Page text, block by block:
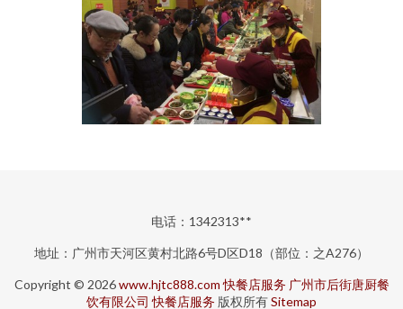
电话：1342313**
地址：广州市天河区黄村北路6号D区D18（部位：之A276）
Copyright © 2026www.hjtc888.com 快餐店服务 广州市后街唐厨餐
饮有限公司 快餐店服务 版权所有Sitemap